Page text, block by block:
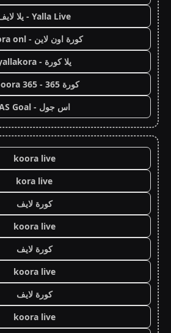
Yalla Live - يلا لايف
كورة اون لاين - koora onl
يلا كورة - yallakora
كورة 365 - kooora 365
اس جول - AS Goal
koora live
kora live
كورة لايف
koora live
كورة لايف
koora live
كورة لايف
koora live